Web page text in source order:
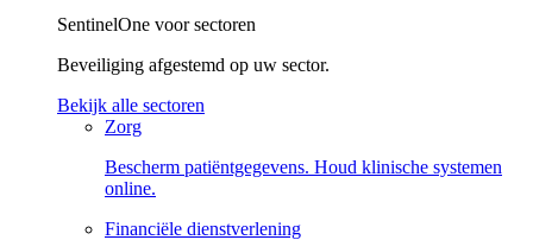
SentinelOne voor sectoren
Beveiliging afgestemd op uw sector.
Bekijk alle sectoren
Zorg
Bescherm patiëntgegevens. Houd klinische systemen
online.
Financiële dienstverlening